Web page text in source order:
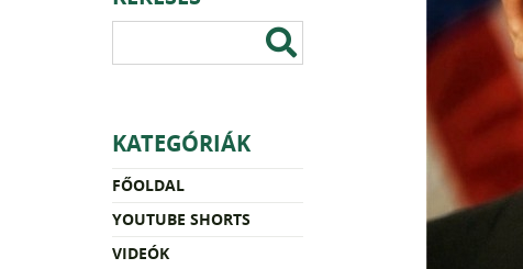
KATEGÓRIÁK
FŐOLDAL
YOUTUBE SHORTS
VIDEÓK